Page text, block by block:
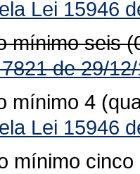
Lei 15946
mínimo seis
de 29/
mínimo 4
Lei 15946
mínimo